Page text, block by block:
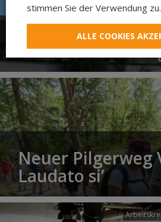
Pfarre
Neuer Pilgerweg
Laudato si’
stimmen Sie der Verwendung zu.
ALLE COOKIES